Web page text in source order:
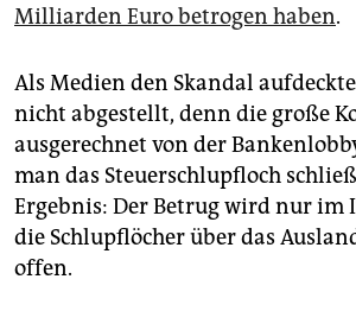
Milliarden Euro betrogen haben.
Als Medien den Skandal
nicht abgestellt, denn die große
ausgerechnet von der
man das Steuerschlupfloch
Ergebnis: Der Betrug wird nur im
die Schlupflöcher über das
offen.